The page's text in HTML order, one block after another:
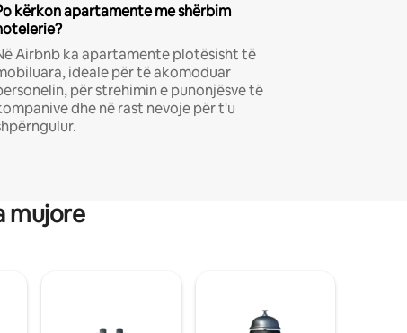
kërkon apartamente me shërbim
Airbnb ka apartamente plotësisht të
ideale për të akomoduar
për strehimin e punonjësve të
dhe në rast nevoje për t'u
mujore